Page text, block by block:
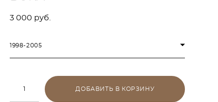
3 000 pуб.
1998-2005
ДОБАВИТЬ В КОРЗИНУ